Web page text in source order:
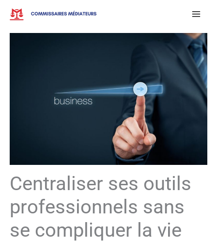
Aller
contenu
Centraliser ses outils
professionnels sans
se compliquer la vie